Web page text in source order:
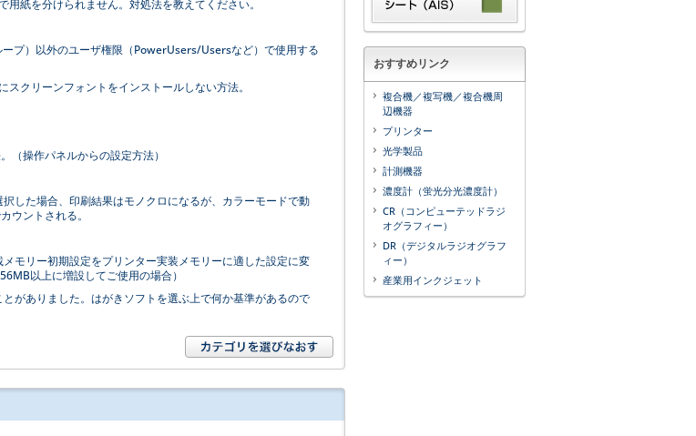
紙を分けられません。対処法を教えてください。
）以外のユーザ権限（PowerUsers/Usersなど）で使用する
クリーンフォントをインストールしない方法。
（操作パネルからの設定方法）
した場合、印刷結果はモノクロになるが、カラーモードで動
ウントされる。
モリー初期設定をプリンター実装メモリーに適した設定に変
以上に増設してご使用の場合）
がありました。はがきソフトを選ぶ上で何か基準があるので
おすすめリンク
複合機／複写機／複合機周
辺機器
プリンター
光学製品
計測機器
濃度計（蛍光分光濃度計）
CR（コンピューテッドラジ
オグラフィー）
DR（デジタルラジオグラフ
ィー）
産業用インクジェット